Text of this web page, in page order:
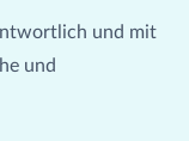
und mit
und